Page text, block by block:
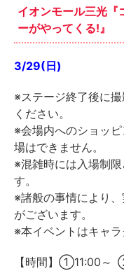
イオンモール三光『
ーがやってくる!』
3/29(日)
※ステージ終了後に
ください。
※会場内へのショッ
場はできません。
※混雑時には入場制
す。
※諸般の事情により
がございます。
※本イベントはキャラ
【時間】①11:00